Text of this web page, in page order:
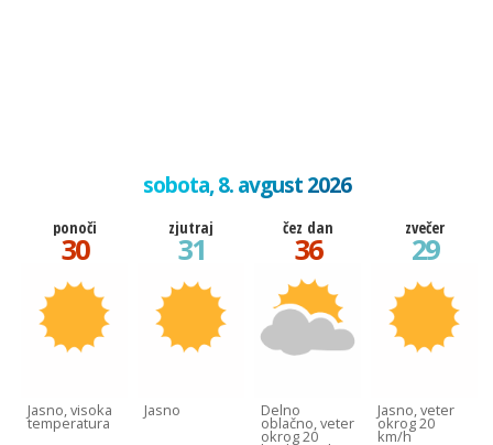
sobota, 8. avgust 2026
ponoči
30
Jasno, visoka
temperatura
zjutraj
31
Jasno
čez dan
36
Delno
oblačno, veter
okrog 20
zvečer
29
Jasno, veter
okrog 20
km/h